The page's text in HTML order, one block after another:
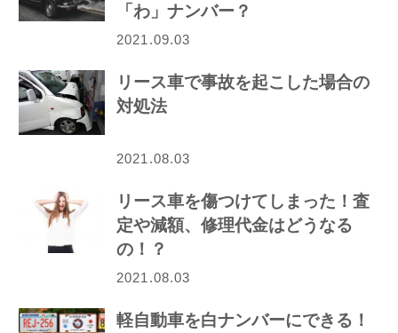
「わ」ナンバー？
2021.09.03
リース車で事故を起こした場合の
対処法
2021.08.03
リース車を傷つけてしまった！査
定や減額、修理代金はどうなる
の！？
2021.08.03
軽自動車を白ナンバーにできる！